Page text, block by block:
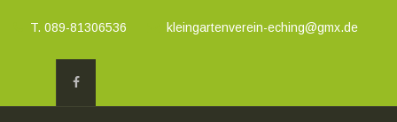
T. 089-81306536 kleingartenverein-eching@gmx.de